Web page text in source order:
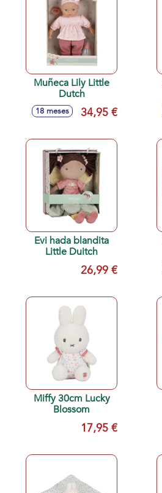
Muñeca Lily Little
Dutch
18 meses 34,95 €
Evi hada blandita
Little Duitch
26,99 €
Miffy 30cm Lucky
Blossom
17,95 €